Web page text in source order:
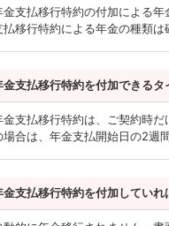
金支払移行特約の付加による
払移行特約による年金の種類は
金支払移行特約を付加できるタ
金支払移行特約は、ご契約時
場合は、年金支払開始日の2週
金支払移行特約を付加してい